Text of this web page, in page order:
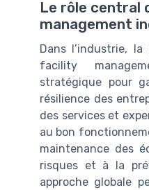
Le rôle central
management
Dans l’industrie,
facility
stratégique pour
résilience des
des services et
au bon
maintenance des
risques et à la
approche globale